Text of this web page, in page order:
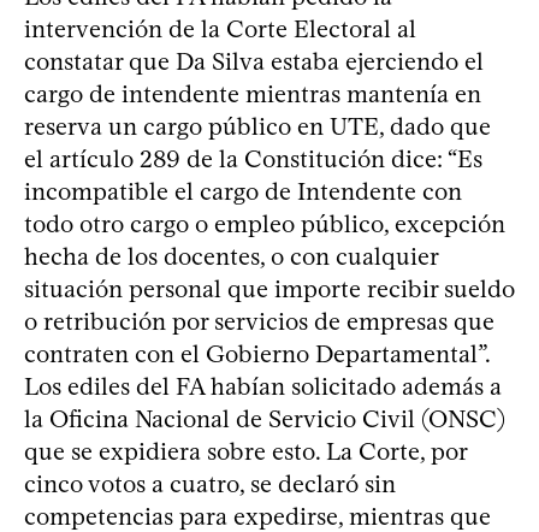
intervención de la Corte Electoral al
constatar que Da Silva estaba ejerciendo el
cargo de intendente mientras mantenía en
reserva un cargo público en UTE, dado que
el artículo 289 de la Constitución dice: “Es
incompatible el cargo de Intendente con
todo otro cargo o empleo público, excepción
hecha de los docentes, o con cualquier
situación personal que importe recibir sueldo
o retribución por servicios de empresas que
contraten con el Gobierno Departamental”.
Los ediles del FA habían solicitado además a
la Oficina Nacional de Servicio Civil (ONSC)
que se expidiera sobre esto. La Corte, por
cinco votos a cuatro, se declaró sin
competencias para expedirse, mientras que